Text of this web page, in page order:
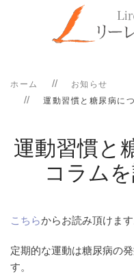
ホーム
お知らせ
運動習慣と糖尿病に
運動習慣と
コラム
こちらからお読み頂けます
定期的な運動は糖尿病の
す。